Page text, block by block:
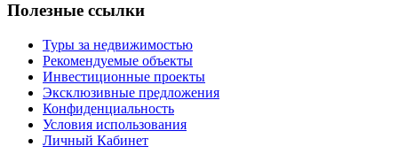
Полезные ссылки
Туры за недвижимостью
Рекомендуемые объекты
Инвестиционные проекты
Эксклюзивные предложения
Конфиденциальность
Условия использования
Личный Кабинет